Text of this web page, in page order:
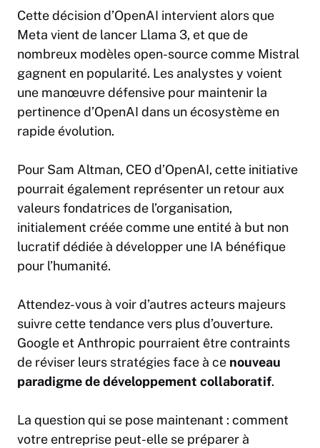
Cette décision d’OpenAI intervient alors que
Meta vient de lancer Llama 3, et que de
nombreux modèles open-source comme Mistral
gagnent en popularité. Les analystes y voient
une manœuvre défensive pour maintenir la
pertinence d’OpenAI dans un écosystème en
rapide évolution.
Pour Sam Altman, CEO d’OpenAI, cette initiative
pourrait également représenter un retour aux
valeurs fondatrices de l’organisation,
initialement créée comme une entité à but non
lucratif dédiée à développer une IA bénéfique
pour l’humanité.
Attendez-vous à voir d’autres acteurs majeurs
suivre cette tendance vers plus d’ouverture.
Google et Anthropic pourraient être contraints
de réviser leurs stratégiesface à ce nouveau
paradigme de développement collaboratif.
La question qui se pose maintenant : comment
votre entreprise peut-elle se préparer à